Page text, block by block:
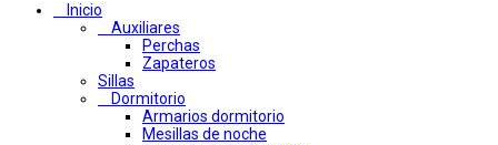
Inicio
Auxiliares
Perchas
Zapateros
Sillas
Dormitorio
Armarios dormitorio
Mesillas de noche